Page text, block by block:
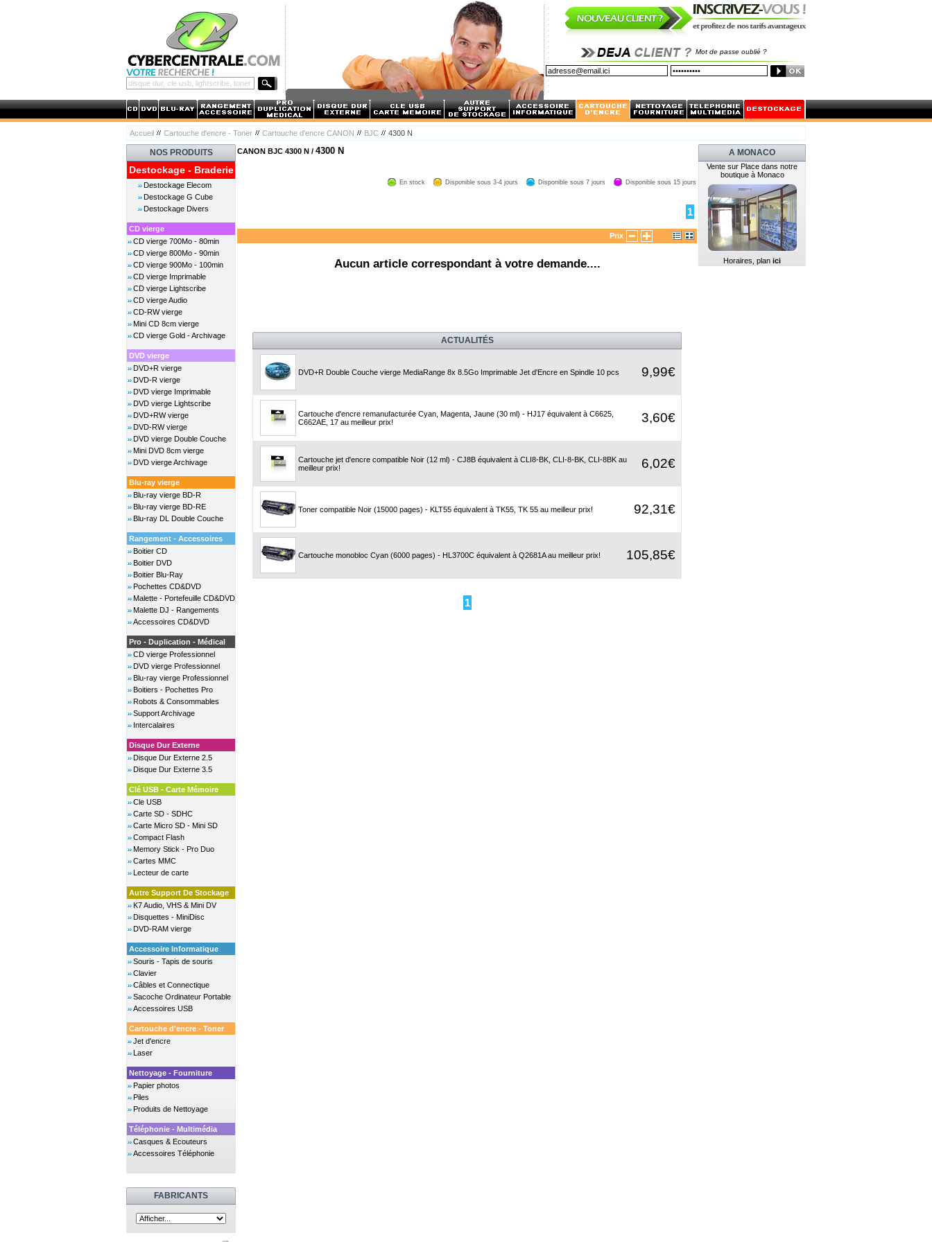
Mot de passe oublié ?
Accueil Cartouche d'encre - Toner Cartouche d'encre CANON BJC 4300 N
NOS PRODUITS
Destockage - Braderie
Destockage Elecom
Destockage G Cube
Destockage Divers
CD vierge
CD vierge 700Mo - 80min
CD vierge 800Mo - 90min
CD vierge 900Mo - 100min
CD vierge Imprimable
CD vierge Lightscribe
CD vierge Audio
CD-RW vierge
Mini CD 8cm vierge
CD vierge Gold - Archivage
DVD vierge
DVD+R vierge
DVD-R vierge
DVD vierge Imprimable
DVD vierge Lightscribe
DVD+RW vierge
DVD-RW vierge
DVD vierge Double Couche
Mini DVD 8cm vierge
DVD vierge Archivage
Blu-ray vierge
Blu-ray vierge BD-R
Blu-ray vierge BD-RE
Blu-ray DL Double Couche
Rangement - Accessoires
Boitier CD
Boitier DVD
Boitier Blu-Ray
Pochettes CD&DVD
Malette - Portefeuille CD&DVD
Malette DJ - Rangements
Accessoires CD&DVD
Pro - Duplication - Médical
CD vierge Professionnel
DVD vierge Professionnel
Blu-ray vierge Professionnel
Boitiers - Pochettes Pro
Robots & Consommables
Support Archivage
Intercalaires
Disque Dur Externe
Disque Dur Externe 2.5
Disque Dur Externe 3.5
Clé USB - Carte Mémoire
Cle USB
Carte SD - SDHC
Carte Micro SD - Mini SD
Compact Flash
Memory Stick - Pro Duo
Cartes MMC
Lecteur de carte
Autre Support De Stockage
K7 Audio, VHS & Mini DV
Disquettes - MiniDisc
DVD-RAM vierge
Accessoire Informatique
Souris - Tapis de souris
Clavier
Câbles et Connectique
Sacoche Ordinateur Portable
Accessoires USB
Cartouche d'encre - Toner
Jet d'encre
Laser
Nettoyage - Fourniture
Papier photos
Piles
Produits de Nettoyage
Téléphonie - Multimédia
Casques & Ecouteurs
Accessoires Téléphonie
FABRICANTS
CANON BJC 4300 N / 4300 N
En stock Disponible sous 3-4 jours Disponible sous 7 jours Disponible sous 15 jours
1
Prix
Aucun article correspondant à votre demande....
ACTUALITÉS
DVD+R Double Couche vierge MediaRange 8x 8.5Go Imprimable Jet d'Encre en Spindle 10 pcs 9,99€
Cartouche d'encre remanufacturée Cyan, Magenta, Jaune (30 ml) - HJ17 équivalent à C6625,
C662AE, 17 au meilleur prix!
3,60€
Cartouche jet d'encre compatible Noir (12 ml) - CJ8B équivalent à CLI8-BK, CLI-8-BK, CLI-8BK au
meilleur prix!
6,02€
Toner compatible Noir (15000 pages) - KLT55 équivalent à TK55, TK 55 au meilleur prix! 92,31€
Cartouche monobloc Cyan (6000 pages) - HL3700C équivalent à Q2681A au meilleur prix! 105,85€
1
A MONACO
Vente sur Place dans notre
boutique à Monaco
Horaires, plan ici